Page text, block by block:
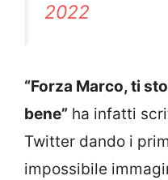
2022
“Forza Marco, ti
bene” ha infatti
Twitter dando i
impossibile